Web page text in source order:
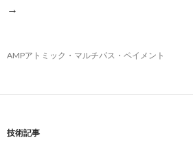
→
AMPアトミック・マルチパス・ペイメント
技術記事